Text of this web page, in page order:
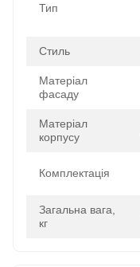
Тип
Стиль
Матеріал
фасаду
Матеріал
корпусу
Комплектація
Загальна вага,
кг